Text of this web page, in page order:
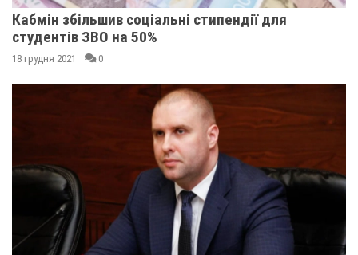
Кабмін збільшив соціальні стипендії для
студентів ЗВО на 50%
18 грудня 2021 0